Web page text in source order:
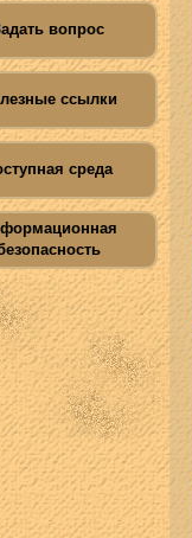
вопрос
ссылки
среда